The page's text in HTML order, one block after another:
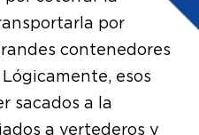
por
contenedores
esos
sacados a la
a vertederos y